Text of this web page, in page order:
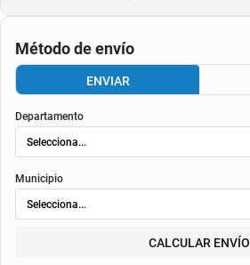
Método de envío
ENVIAR
Departamento
Municipio
CALCULAR ENVÍO